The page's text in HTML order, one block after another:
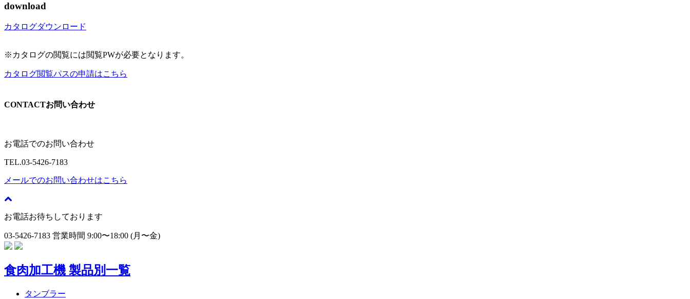
download
カタログダウンロード
※カタログの閲覧には閲覧PWが必要となります。
カタログ閲覧パスの申請はこちら
CONTACTお問い合わせ
お電話でのお問い合わせ
TEL.03-5426-7183
メールでのお問い合わせはこちら
お電話お待ちしております
03-5426-7183 営業時間 9:00〜18:00 (月〜金)
食肉加工機 製品別一覧
タンブラー